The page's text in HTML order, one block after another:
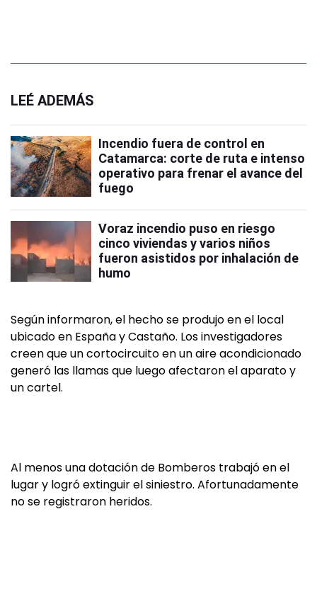
LEÉ ADEMÁS
Incendio fuera de control en
Catamarca: corte de ruta e intenso
operativo para frenar el avance del
fuego
Voraz incendio puso en riesgo
cinco viviendas y varios niños
fueron asistidos por inhalación de
humo
Según informaron, el hecho se produjo en el local
ubicado en España y Castaño. Los investigadores
creen que un cortocircuito en un aire acondicionado
generó las llamas que luego afectaron el aparato y
un cartel.
Al menos una dotación de Bomberos trabajó en el
lugar y logró extinguir el siniestro. Afortunadamente
no se registraron heridos.